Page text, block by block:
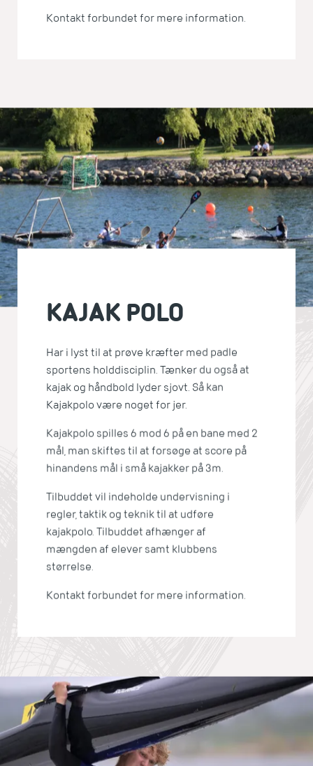
Kontakt forbundet for mere information.
KAJAK POLO
Har i lyst til at prøve kræfter med padle
sportens holddisciplin. Tænker du også at
kajak og håndbold lyder sjovt. Så kan
Kajakpolo være noget for jer.
Kajakpolo spilles 6 mod 6 på en bane med 2
mål, man skiftes til at forsøge at score på
hinandens mål i små kajakker på 3m.
Tilbuddet vil indeholde undervisning i
regler, taktik og teknik til at udføre
kajakpolo. Tilbuddet afhænger af
mængden af elever samt klubbens
størrelse.
Kontakt forbundet for mere information.